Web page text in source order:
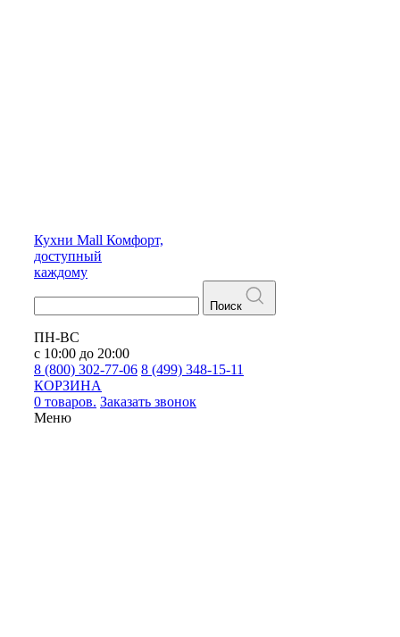
Кухни Mall Комфорт,
доступный
каждому
Поиск
ПН-ВС
с 10:00 до 20:00
8 (800) 302-77-06 8 (499) 348-15-11
КОРЗИНА
0 товаров. Заказать звонок
Меню